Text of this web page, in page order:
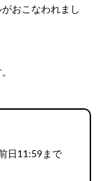
おこなわれまし
日11:59まで